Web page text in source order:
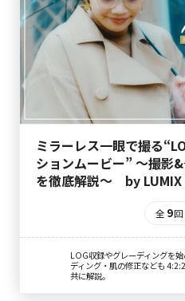
ミラーレス一眼で撮る
ションムービー” ～撮影
を徹底解説～ by LUMIX
全 9回
LOG収録やグレーディングを
ディング・肌の修正なども
共に解説。